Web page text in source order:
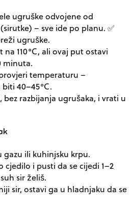
ugruškeodvojene od
– sve ide po planu. ✅
ugruške.
na 110°C, ali ovaj put ostavi
minuta.
temperaturu –
biti 40–45°C.
bez razbijanja ugrušaka, i vrati u
gazu ili kuhinjsku krpu.
cjedilo i pusti da secijedi 1–2
sir želiš.
sir, ostavi ga u hladnjaku da se